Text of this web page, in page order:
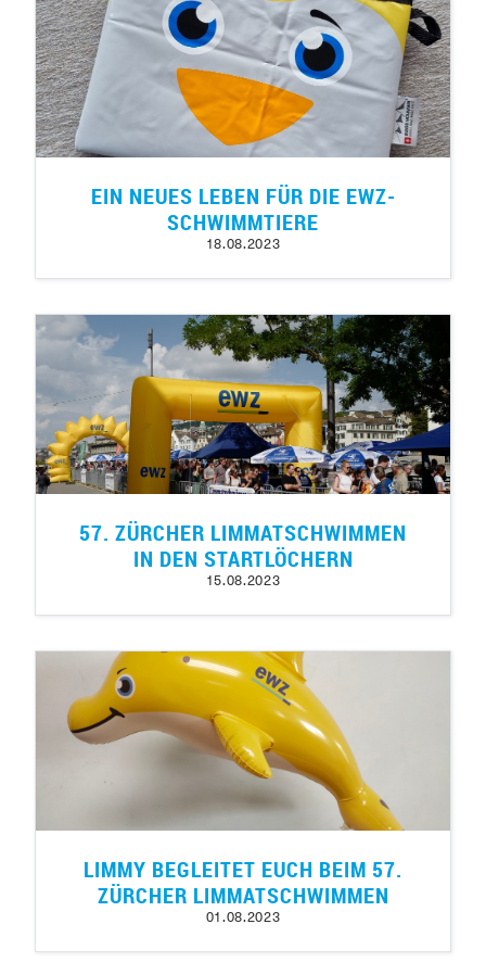
EIN NEUES LEBEN FÜR DIE EWZ-
SCHWIMMTIERE
18.08.2023
57. ZÜRCHER LIMMATSCHWIMMEN
IN DEN STARTLÖCHERN
15.08.2023
LIMMY BEGLEITET EUCH BEIM 57.
ZÜRCHER LIMMATSCHWIMMEN
01.08.2023